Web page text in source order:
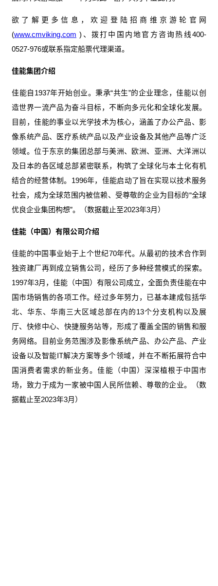
欲了解更多信息，欢迎登陆招商维京游轮官网
(www.cmviking.com )、拨打中国内地官方咨询热线400-
0527-976或联系指定船票代理渠道。
佳能集团介绍
佳能自1937年开始创业。秉承“共生”的企业理念，佳能以创
造世界一流产品为奋斗目标，不断向多元化和全球化发展。
目前，佳能的事业以光学技术为核心，涵盖了办公产品、影
像系统产品、医疗系统产品以及产业设备及其他产品等广泛
领域。位于东京的集团总部与美洲、欧洲、亚洲、大洋洲以
及日本的各区域总部紧密联系，构筑了全球化与本土化有机
结合的经营体制。1996年，佳能启动了旨在实现以技术服务
社会，成为全球范围内被信赖、受尊敬的企业为目标的“全球
优良企业集团构想”。（数据截止至2023年3月）
佳能（中国）有限公司介绍
佳能的中国事业始于上个世纪70年代。从最初的技术合作到
独资建厂再到成立销售公司，经历了多种经营模式的探索。
1997年3月，佳能（中国）有限公司成立，全面负责佳能在中
国市场销售的各项工作。经过多年努力，已基本建成包括华
北、华东、华南三大区域总部在内的13个分支机构以及展
厅、快修中心、快捷服务站等，形成了覆盖全国的销售和服
务网络。目前业务范围涉及影像系统产品、办公产品、产业
设备以及智能IT解决方案等多个领域，并在不断拓展符合中
国消费者需求的新业务。佳能（中国）深深植根于中国市
场，致力于成为一家被中国人民所信赖、尊敬的企业。（数
据截止至2023年3月）